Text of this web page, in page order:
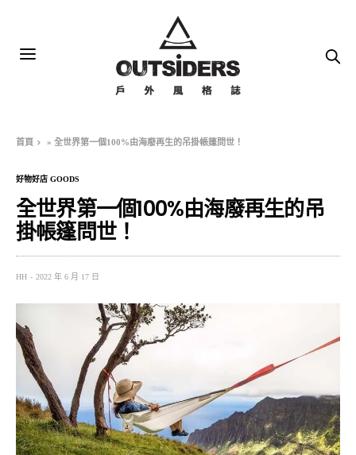
首頁 »全世界第一個100%由海廢再生的吊掛帳篷問世！
好物好店 GOODS
全世界第一個100%由海廢再生的吊
掛帳篷問世！
HH 2022 年 6 月 17 日